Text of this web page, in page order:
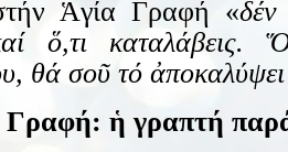
Ἁγία Γραφή «
ὅ,τι
θά σοῦ τό
Γραφή: ἡ γραπτή